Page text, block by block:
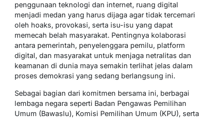
penggunaan teknologi dan internet, ruang digital
menjadi medan yang harus dijaga agar tidak tercemari
oleh hoaks, provokasi, serta isu-isu yang dapat
memecah belah masyarakat. Pentingnya kolaborasi
antara pemerintah, penyelenggara pemilu, platform
digital, dan masyarakat untuk menjaga netralitas dan
keamanan di dunia maya semakin terlihat jelas dalam
proses demokrasi yang sedang berlangsung ini.
Sebagai bagian dari komitmen bersama ini, berbagai
lembaga negara seperti Badan Pengawas Pemilihan
Umum (Bawaslu), Komisi Pemilihan Umum (KPU), serta